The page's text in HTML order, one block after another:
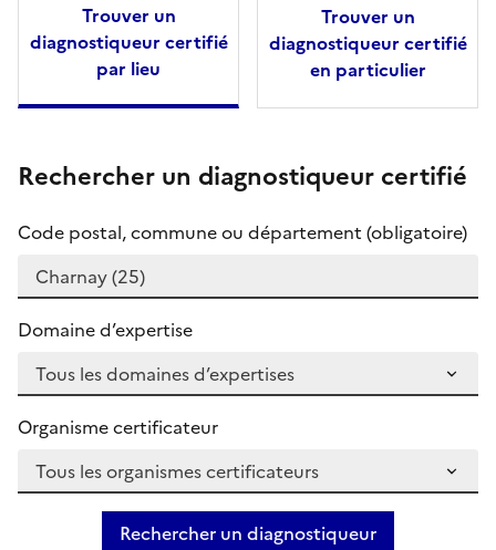
Trouver un
diagnostiqueur certifié
par lieu
Trouver un
diagnostiqueur certifié
en particulier
Rechercher un diagnostiqueur certifié
Code postal, commune ou département (obligatoire)
Domaine d’expertise
Organisme certificateur
Rechercher un diagnostiqueur